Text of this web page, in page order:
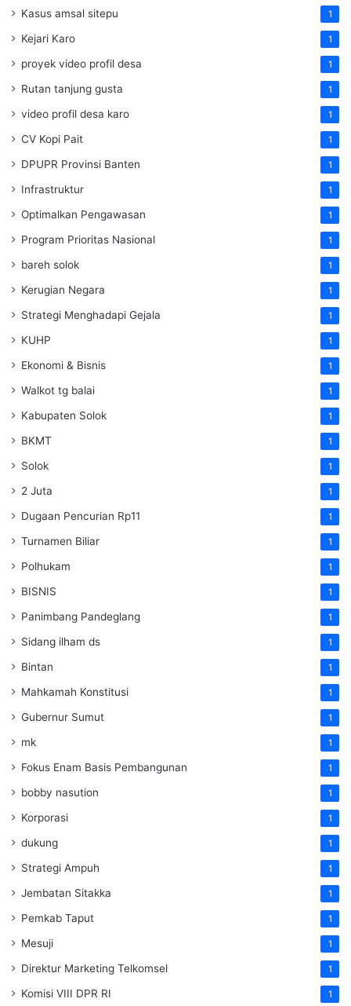
Kasus amsal sitepu 1
Kejari Karo 1
proyek video profil desa 1
Rutan tanjung gusta 1
video profil desa karo 1
CV Kopi Pait 1
DPUPR Provinsi Banten 1
Infrastruktur 1
Optimalkan Pengawasan 1
Program Prioritas Nasional 1
bareh solok 1
Kerugian Negara 1
Strategi Menghadapi Gejala 1
KUHP 1
Ekonomi & Bisnis 1
Walkot tg balai 1
Kabupaten Solok 1
BKMT 1
Solok 1
2 Juta 1
Dugaan Pencurian Rp11 1
Turnamen Biliar 1
Polhukam 1
BISNIS 1
Panimbang Pandeglang 1
Sidang ilham ds 1
Bintan 1
Mahkamah Konstitusi 1
Gubernur Sumut 1
mk 1
Fokus Enam Basis Pembangunan 1
bobby nasution 1
Korporasi 1
dukung 1
Strategi Ampuh 1
Jembatan Sitakka 1
Pemkab Taput 1
Mesuji 1
Direktur Marketing Telkomsel 1
Komisi VIII DPR RI 1